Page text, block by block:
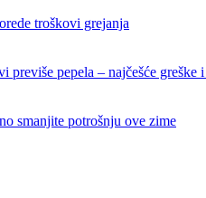
troškovi grejanja
previše pepela – najčešće greške
smanjite potrošnju ove zime